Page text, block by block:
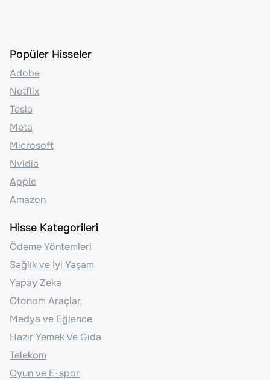
Popüler Hisseler
Adobe
Netflix
Tesla
Meta
Microsoft
Nvidia
Apple
Amazon
Hisse Kategorileri
Ödeme Yöntemleri
Sağlık ve İyi Yaşam
Yapay Zeka
Otonom Araçlar
Medya ve Eğlence
Hazır Yemek Ve Gıda
Telekom
Oyun ve E-spor